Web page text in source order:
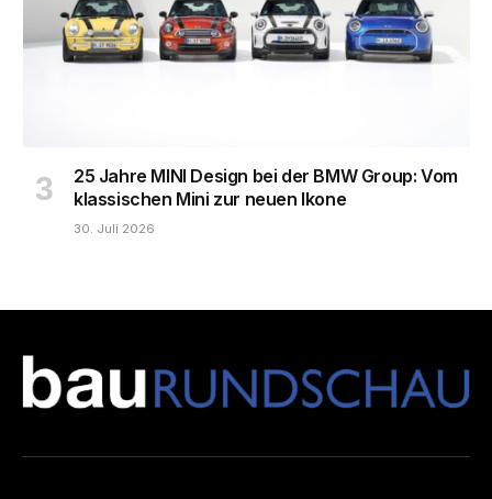
25 Jahre MINI Design bei der BMW Group: Vom
klassischen Mini zur neuen Ikone
30. Juli 2026